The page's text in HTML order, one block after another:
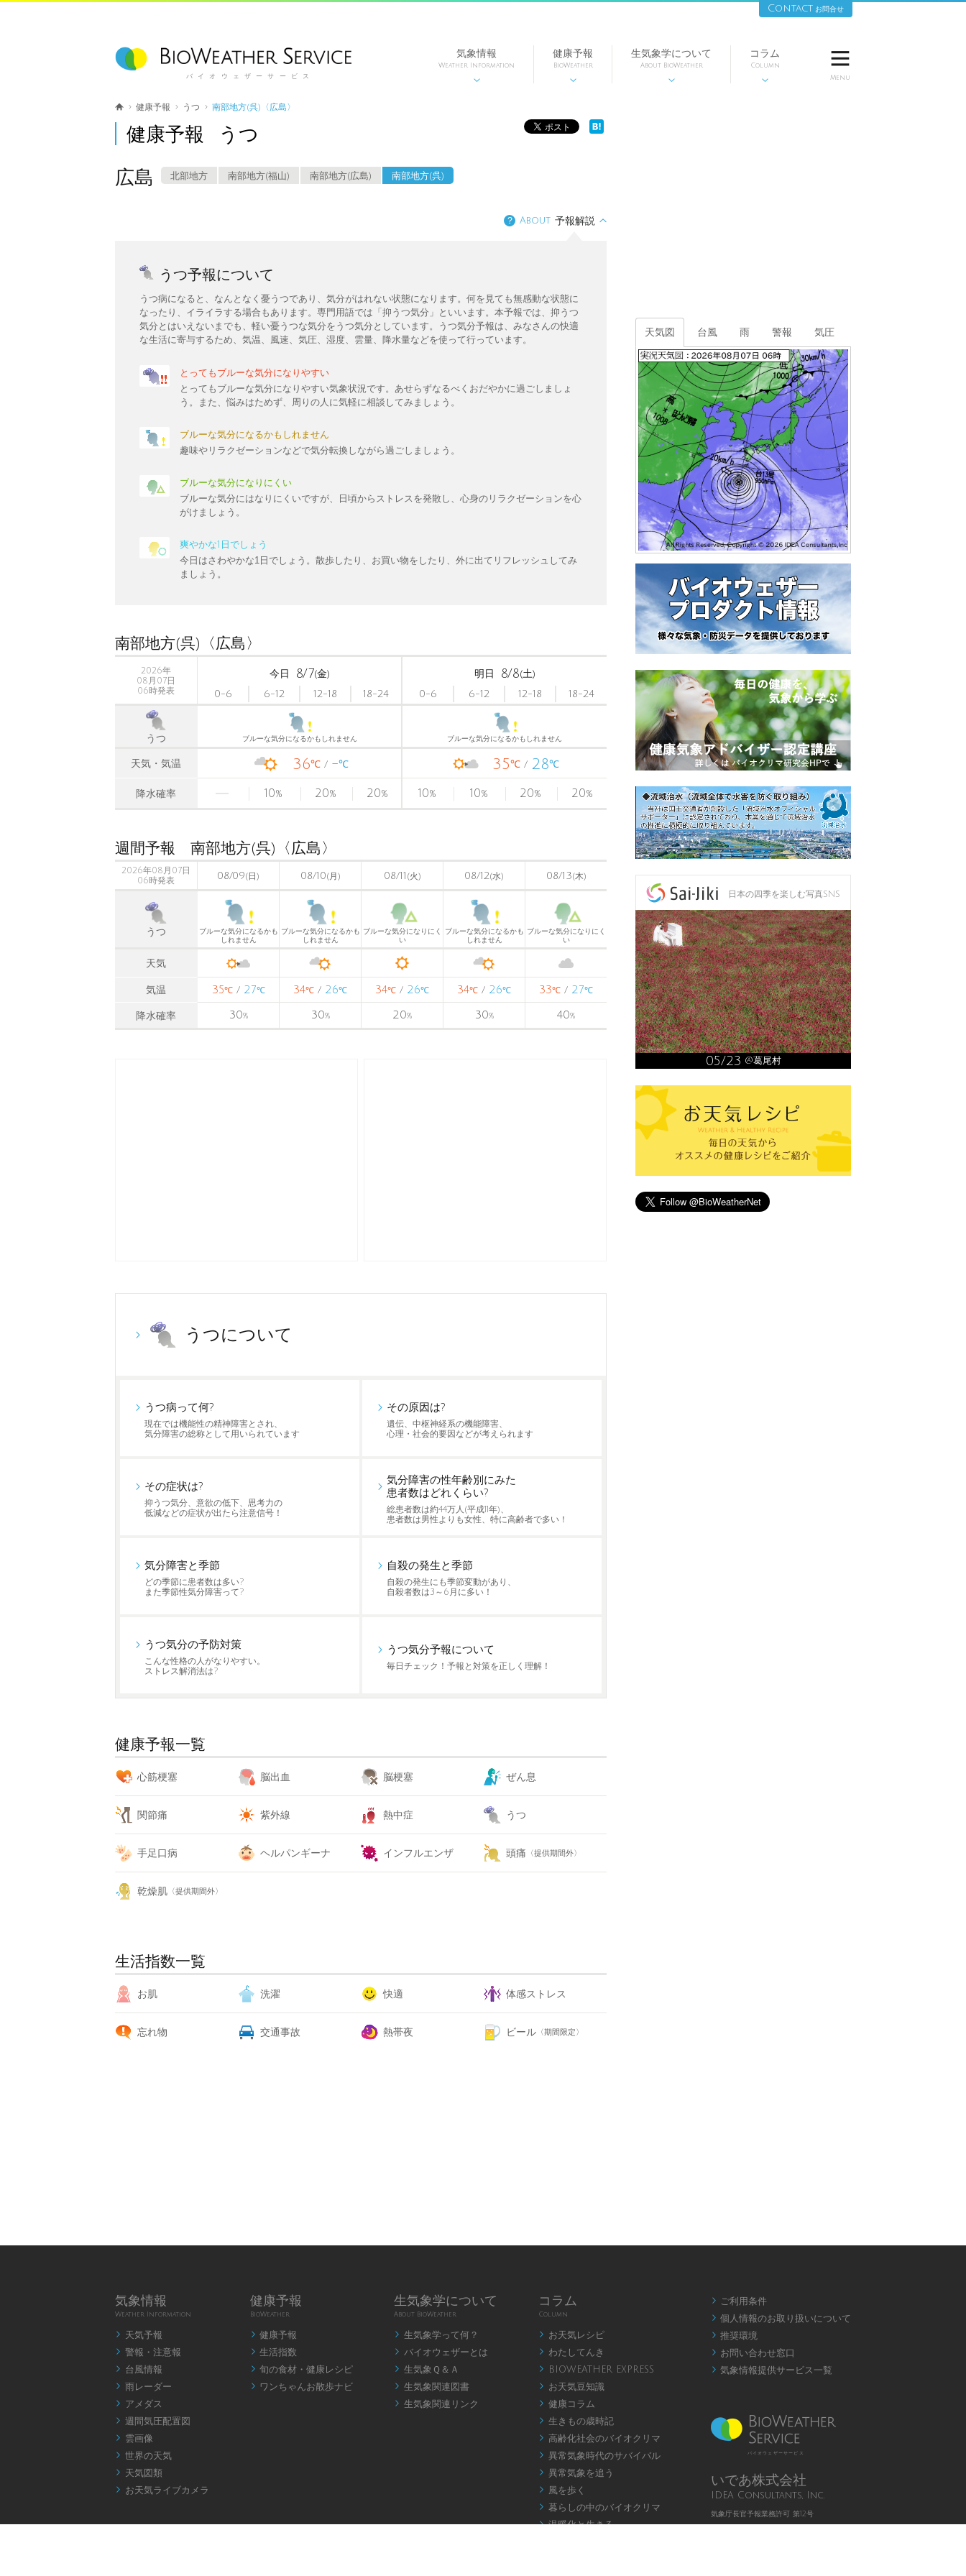
バイオウェザーサービス
気象情報
Weather Information

健康予報
BioWeather

生気象学について
About BioWeather

コラム
Column


Menu
健康予報 うつ 南部地方(呉)〈広島〉
健康予報 うつ
広島 北部地方 南部地方(福山) 南部地方(広島) 南部地方(呉)
？ About 予報解説
うつ予報について
うつ病になると、なんとなく憂うつであり、気分がはれない状態になります。何を見ても無感動な状態に
なったり、イライラする場合もあります。専門用語では「抑うつ気分」といいます。本予報では、抑うつ
気分とはいえないまでも、軽い憂うつな気分をうつ気分としています。うつ気分予報は、みなさんの快適
な生活に寄与するため、気温、風速、気圧、湿度、雲量、降水量などを使って行っています。
とってもブルーな気分になりやすい
とってもブルーな気分になりやすい気象状況です。あせらずなるべくおだやかに過ごしましょ
う。また、悩みはためず、周りの人に気軽に相談してみましょう。
ブルーな気分になるかもしれません
趣味やリラクゼーションなどで気分転換しながら過ごしましょう。
ブルーな気分になりにくい
ブルーな気分にはなりにくいですが、日頃からストレスを発散し、心身のリラクゼーションを心
がけましょう。
爽やかな1日でしょう
今日はさわやかな1日でしょう。散歩したり、お買い物をしたり、外に出てリフレッシュしてみ
ましょう。
南部地方(呉)〈広島〉
2026年
08月07日
06時発表
今日 8/7(金)
0-6
6-12 12-18 18-24
明日 8/8(土)
0-6
6-12 12-18 18-24
うつ ブルーな気分になるかもしれません ブルーな気分になるかもしれません
天気・気温 36℃ -℃ 35℃ 28℃
降水確率 10% 20% 20% 10% 10% 20% 20%
週間予報 南部地方(呉)〈広島〉
2026年08月07日
06時発表
08/09(日) 08/10(月) 08/11 (火) 08/12(水) 08/13(木)
うつ
ブルーな気分になるかも
しれません
ブルーな気分になるかも
しれません
ブルーな気分になりにく
い
ブルーな気分になるかも
しれません
ブルーな気分になりにく
い
天気
気温 35℃/ 27℃ 34℃ / 26℃ 34℃ / 26℃ 34℃ / 26℃ 33℃ / 27℃
降水確率 30% 30% 20% 30% 40%
うつについて
うつ病って何?
現在では機能性の精神障害とされ、
気分障害の総称として用いられています
その原因は?
遺伝、中枢神経系の機能障害、
心理・社会的要因などが考えられます
その症状は?
抑うつ気分、意欲の低下、思考力の
低減などの症状が出たら注意信号！
気分障害の性年齢別にみた
患者数はどれくらい?
総患者数は約44万人(平成11年)、
患者数は男性よりも女性、特に高齢者で多い！
気分障害と季節
どの季節に患者数は多い?
また季節性気分障害って?
自殺の発生と季節
自殺の発生にも季節変動があり、
自殺者数は3～6月に多い！
うつ気分の予防対策
こんな性格の人がなりやすい。
ストレス解消法は?
うつ気分予報について
毎日チェック！予報と対策を正しく理解！
健康予報一覧
心筋梗塞 脳出血 脳梗塞 ぜん息
関節痛 紫外線 熱中症 うつ
手足口病 ヘルパンギーナ インフルエンザ 頭痛 〈提供期間外〉
乾燥肌 〈提供期間外〉
生活指数一覧
お肌 洗濯 快適 体感ストレス
忘れ物 交通事故 熱帯夜 ビール 〈期間限定〉
天気図 台風 雨 警報 気圧
日本の四季を楽しむ写真SNS
05/23 @葛尾村
気象情報
Weather Information
 天気予報
 警報・注意報
 台風情報
 雨レーダー
 アメダス
 週間気圧配置図
 雲画像
 世界の天気
 天気図類
 お天気ライブカメラ
健康予報
BioWeather
 健康予報
 生活指数
 旬の食材・健康レシピ
 ワンちゃんお散歩ナビ
生気象学について
About BioWeather
 生気象学って何？
 バイオウェザーとは
 生気象Ｑ＆Ａ
 生気象関連図書
 生気象関連リンク
コラム
Column
 お天気レシピ
 わたしてんき
 BIOWEATHER EXPRESS
 お天気豆知識
 健康コラム
 生きもの歳時記
 高齢化社会のバイオクリマ
 異常気象時代のサバイバル
 異常気象を追う
 風を歩く
 暮らしの中のバイオクリマ
 温暖化と生きる
 ご利用条件
 個人情報のお取り扱いについて
 推奨環境
 お問い合わせ窓口
 気象情報提供サービス一覧
バイオウェザーサービス
いであ株式会社
IDEA Consultants, Inc.
気象庁長官予報業務許可 第12号
Contact お問合せ